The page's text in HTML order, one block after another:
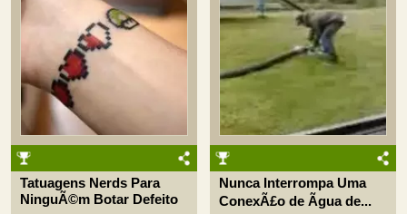
Tatuagens Nerds Para
NinguÃ©m Botar Defeito
Nunca Interrompa Uma
ConexÃ£o de Ãgua de...